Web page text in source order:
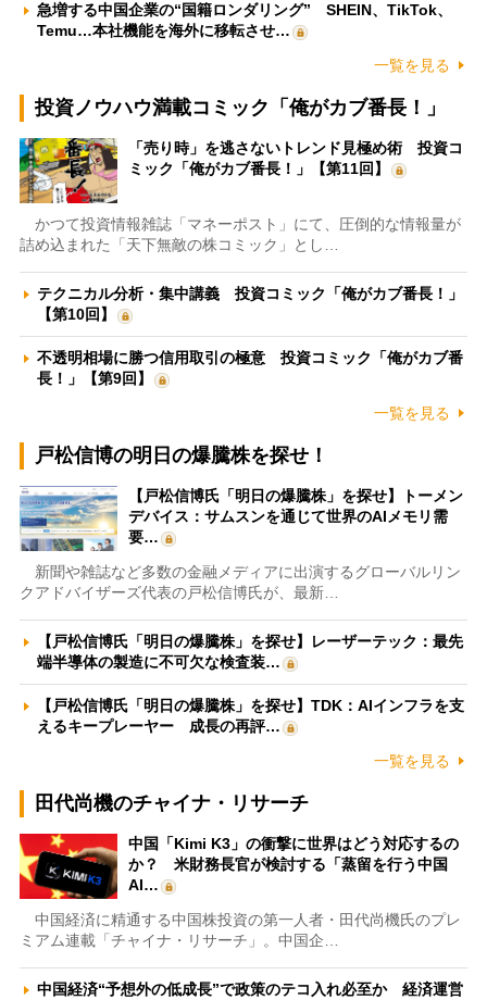
急増する中国企業の“国籍ロンダリング” SHEIN、TikTok、
Temu…本社機能を海外に移転させ…
一覧を見る
投資ノウハウ満載コミック「俺がカブ番長！」
「売り時」を逃さないトレンド見極め術 投資コ
ミック「俺がカブ番長！」【第11回】
かつて投資情報雑誌「マネーポスト」にて、圧倒的な情報量が
詰め込まれた「天下無敵の株コミック」とし…
テクニカル分析・集中講義 投資コミック「俺がカブ番長！」
【第10回】
不透明相場に勝つ信用取引の極意 投資コミック「俺がカブ番
長！」【第9回】
一覧を見る
戸松信博の明日の爆騰株を探せ！
【戸松信博氏「明日の爆騰株」を探せ】トーメン
デバイス：サムスンを通じて世界のAIメモリ需
要…
新聞や雑誌など多数の金融メディアに出演するグローバルリン
クアドバイザーズ代表の戸松信博氏が、最新…
【戸松信博氏「明日の爆騰株」を探せ】レーザーテック：最先
端半導体の製造に不可欠な検査装…
【戸松信博氏「明日の爆騰株」を探せ】TDK：AIインフラを支
えるキープレーヤー 成長の再評…
一覧を見る
田代尚機のチャイナ・リサーチ
中国「Kimi K3」の衝撃に世界はどう対応するの
か？ 米財務長官が検討する「蒸留を行う中国
AI…
中国経済に精通する中国株投資の第一人者・田代尚機氏のプレ
ミアム連載「チャイナ・リサーチ」。中国企…
中国経済“予想外の低成長”で政策のテコ入れ必至か 経済運営